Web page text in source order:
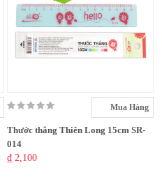
Mua Hàng
Thước thẳng Thiên Long 15cm SR-
014
₫ 2,100